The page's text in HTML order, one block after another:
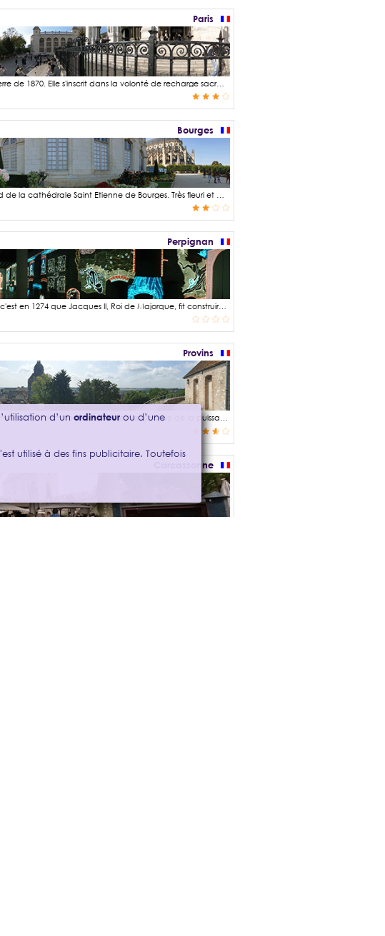
Paris
Le vœu de construction de la basilique du Sacré-Cœur suit l'après-guerre de 1870. Elle s'inscrit dans la volonté de recharge sacrale suite de la désacralisation opérée lors de la Révolution française. Sa construction s'achève en 1923 soit près d'un demi-siècle après sa déclaration d'utilité publique par un vote à l'assemblé nationale en 1873. Son architecture est de style romano-byzantine en réaction au style néo-baroque de l'époque (XIXème siècle).
Bourges
Le jardin de l'archevêché est un petit jardin à la française situé au pied de la cathédrale Saint Etienne de Bourges. Très fleuri et comportant un grand nombre de rosiers variés, il a été dessiné par le Le Nôtre au XVII siècle. Il est un des rares jardin à être organisé autour d'un boulingrin. Un boulingrin est un ornement végétal qui se présente sous la forme d'un parterre gazonné en creux, parfois entouré d'une bordure. Il comporte également un charmant kiosque à musique datant du début du XXe siècle.
Perpignan
De 1276 à 1229, Majorque fut le centre d'un royaume indépendant et c'est en 1274 que Jacques II, Roi de Majorque, fit construire le Palais des Rois de Majorque, lorsqu'il décida que Perpignan serait la capitale continentale du royaume de Majorque. Ce palais médiéval et de style gothique, est situé au centre de la ville de Perpignan. Ce lieu mythique sert aujourd'hui à accueillir de nombreux évènements festifs et culturels organisés par le Département, notamment, un spectacle immersif : « Les jardins enluminés » consistant à projeter sur les murs de l'ancienne écurie, des animations évocatrices de l'époque médiévale.
Provins
La tour César est construite sur une motte artificielle, elle est le point culminant qui domine Provins. Elle est le symbole de la puissance de Provins et des Comtes de Champagne au Moyen Ã‚ge. Son donjon, est le seul exemple connu pour sa forme octogonale dont la base est un carré. La Tour César a aussi été appelée au cours des siècles, Tour du Roi, Tour aux prisonniers et Grosse Tour.
Carcassonne
d’un ordinateur ou d’une
utilisé à des fins publicitaire. Toutefois